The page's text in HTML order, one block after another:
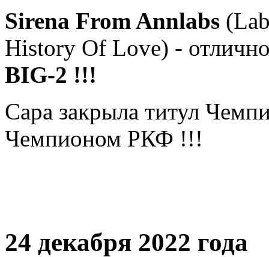
Sirena From Annlabs
History Of Love) -
BIG-2 !!!
Сара закрыла титул
Чемпионом РКФ !!!
24 декабря 2022 года